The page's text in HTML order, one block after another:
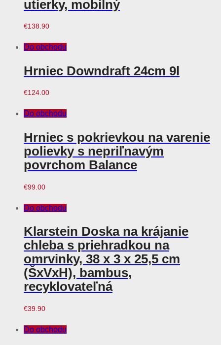
utierky, mobilný
€138.90
Do obchodu
Hrniec Downdraft 24cm 9l
€124.00
Do obchodu
Hrniec s pokrievkou na varenie
polievky s nepriľnavým
povrchom Balance
€99.00
Do obchodu
Klarstein Doska na krájanie
chleba s priehradkou na
omrvinky, 38 x 3 x 25,5 cm
(ŠxVxH), bambus,
recyklovateľná
€39.90
Do obchodu